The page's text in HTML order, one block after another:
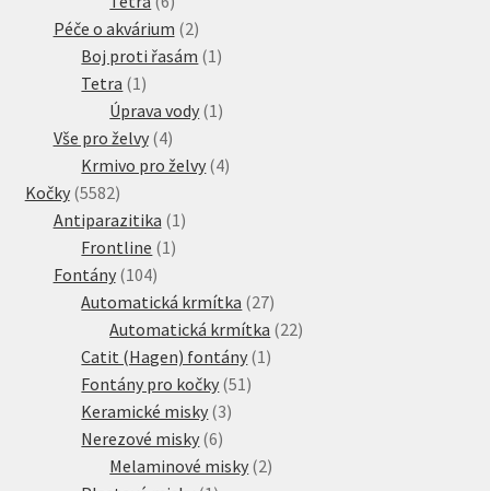
produktů
Péče o akvárium 22
produkty
Boj proti řasám 1 1
Tetra 1 1
produkt
Úprava vody 1 1
Vše pro želvy 44
produkty
Krmivo pro želvy 44
Kočky 55825582
produktů
Antiparazitika 1 1
Frontline 1 1
Fontány 104104
produktů
Automatická krmítka 2727
produktů
Automatická krmítka 2222
Catit (Hagen) fontány 1 1
Fontány pro kočky 51 51
Keramické misky 33
Nerezové misky 66
produktů
Melaminové misky 22